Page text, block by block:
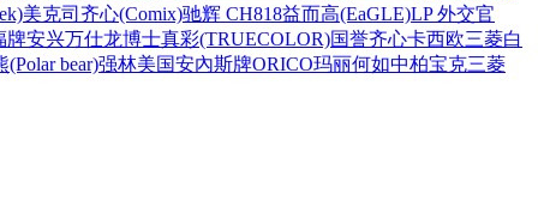
美克司 齐心(Comix)驰辉 CH818益而高(EaGLE)LP 外交官
牌安兴万仕龙博士真彩(TRUECOLOR)国誉齐心卡西欧三菱白
(Polar bear)强林美国安內斯牌ORICO玛丽何如中柏宝克三菱